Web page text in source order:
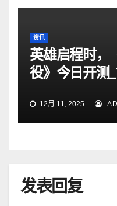
资讯
英雄启程时，
役》今日开测
12月 11, 2025
发表回复